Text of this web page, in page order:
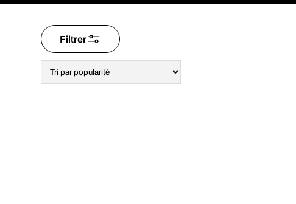
Filtrer
Voici le seul résultat